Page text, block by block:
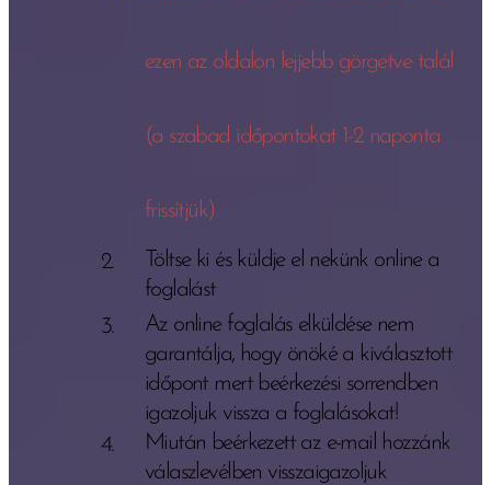
ezen az oldalon lejjebb görgetve talál
(a szabad időpontokat 1-2 naponta
frissítjük)
Töltse ki és küldje el nekünk online a
foglalást
Az online foglalás elküldése nem
garantálja, hogy önöké a kiválasztott
időpont mert beérkezési sorrendben
igazoljuk vissza a foglalásokat!
Miután beérkezett az e-mail hozzánk
válaszlevélben visszaigazoljuk